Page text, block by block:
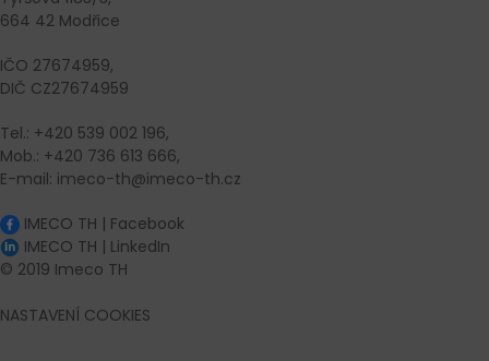
664 42 Modřice
IČO 27674959,
DIČ CZ27674959
Tel.: +420 539 002 196,
Mob.: +420 736 613 666,
E-mail: imeco-th@imeco-th.cz
IMECO TH | Facebook
IMECO TH | LinkedIn
© 2019 Imeco TH
NASTAVENÍ COOKIES